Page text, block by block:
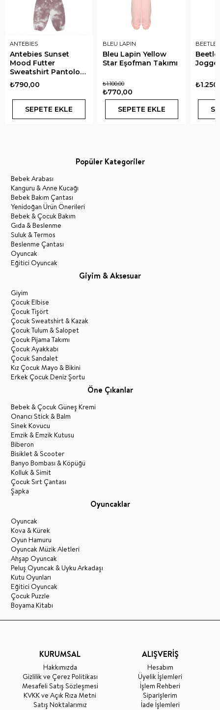
ANTEBIES
Antebies Sunset
Mood Futter
Sweatshirt Pantolon
Takım
₺790,00
SEPETE EKLE
BLEU LAPIN
Bleu Lapin Yellow
Star Eşofman Takımı
₺770,00
₺1.100,00
SEPETE EKLE
BEETLE
Beetle
Popüler Kategoriler
Bebek Arabası
Kanguru & Anne Kucağı
Bebek Bakım Çantası
Yenidoğan Ürün Önerileri
Bebek & Çocuk Bakım
Gıda & Beslenme
Suluk & Termos
Beslenme Çantası
Oyuncak
Eğitici Oyuncak
Giyim & Aksesuar
Giyim
Çocuk Elbise
Çocuk Tişört
Çocuk Sweatshirt & Kazak
Çocuk Tulum & Salopet
Çocuk Pijama Takımı
Çocuk Ayakkabı
Çocuk Sandalet
Kız Çocuk Mayo & Bikini
Erkek Çocuk Deniz Şortu
Öne Çıkanlar
Bebek & Çocuk Güneş Kremi
Onarıcı Stick & Balm
Sinek Kovucu
Emzik & Emzik Kutusu
Biberon
Bisiklet & Scooter
Banyo Bombası & Köpüğü
Kolluk & Simit
Çocuk Sırt Çantası
Şapka
Oyuncaklar
Oyuncak
Kova & Kürek
Oyun Hamuru
Oyuncak Müzik Aletleri
Ahşap Oyuncak
Peluş Oyuncak & Uyku Arkadaşı
Kutu Oyunları
Eğitici Oyuncak
Çocuk Puzzle
Boyama Kitabı
KURUMSAL
Hakkımızda
Gizlilik ve Çerez Politikası
Mesafeli Satış Sözleşmesi
KVKK ve Açık Rıza Metni
Satış Noktalarımız
ALIŞVERİŞ
Hesabım
Üyelik İşlemleri
İşlem Rehberi
Siparişlerim
İade İşlemleri